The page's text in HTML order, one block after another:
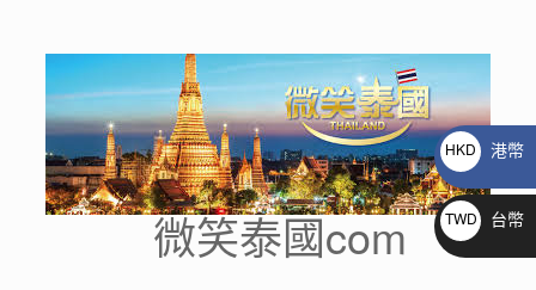
content
微笑泰國com
HKD
港幣
TWD
NT$
台幣